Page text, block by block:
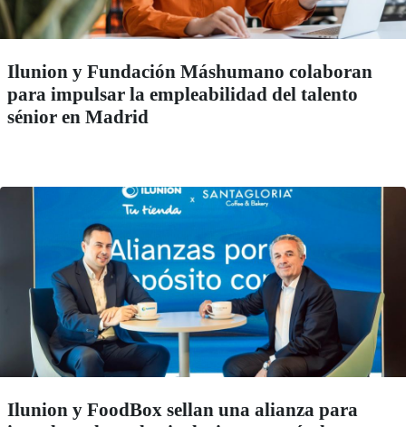
Ilunion y Fundación Máshumano colaboran
para impulsar la empleabilidad del talento
sénior en Madrid
Ilunion y FoodBox sellan una alianza para